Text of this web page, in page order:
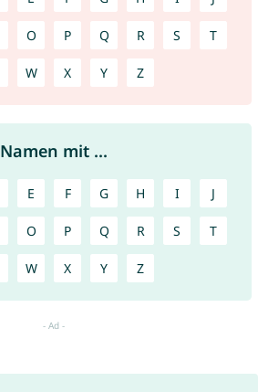
O P Q R S T
W X Y Z
Namen mit ...
E F G H I J
O P Q R S T
W X Y Z